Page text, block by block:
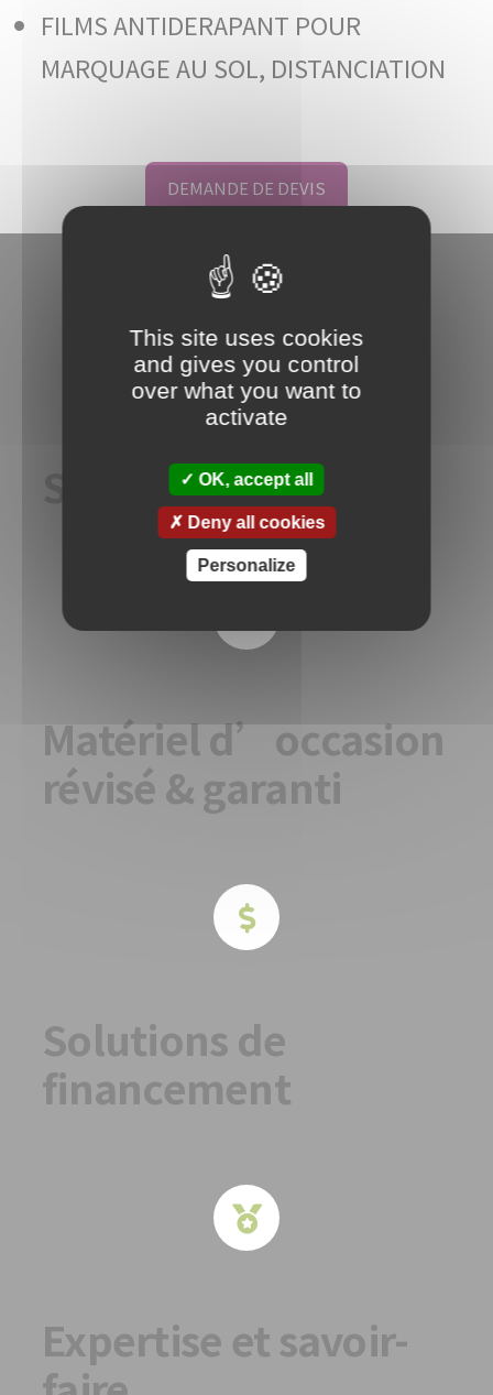
FILMS ANTIDERAPANT POUR
MARQUAGE AU SOL, DISTANCIATION
DEMANDE DE DEVIS
SAV de qualité
Matériel d’occasion
révisé & garanti
Solutions de
financement
Expertise et savoir-
This site uses cookies
and gives you control
over what you want to
activate
OK, accept all
Deny all cookies
Personalize